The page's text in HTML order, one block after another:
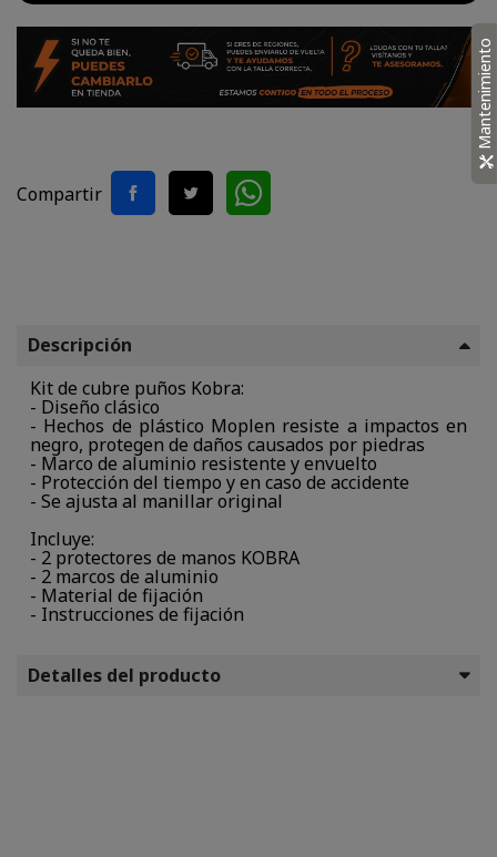
Compartir
Descripción
Kit de cubre puños Kobra:
- Diseño clásico
- Hechos de plástico Moplen resiste a impactos en
negro, protegen de daños causados por piedras
- Marco de aluminio resistente y envuelto
- Protección del tiempo y en caso de accidente
- Se ajusta al manillar original
Incluye:
- 2 protectores de manos KOBRA
- 2 marcos de aluminio
- Material de fijación
- Instrucciones de fijación
Detalles del producto
Mantenimiento